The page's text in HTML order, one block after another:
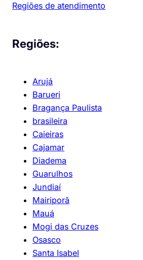
Regiões de atendimento
Regiões:
Arujá
Barueri
Bragança Paulista
brasileira
Caieiras
Cajamar
Diadema
Guarulhos
Jundiaí
Mairiporã
Mauá
Mogi das Cruzes
Osasco
Santa Isabel